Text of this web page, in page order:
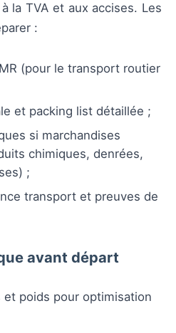
la TVA et aux accises. Les
:
(pour le transport routier
et packing list détaillée ;
si marchandises
chimiques, denrées,
;
transport et preuves de
avant départ
et poids pour optimisation